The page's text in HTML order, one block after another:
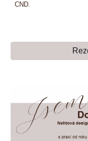
CND.